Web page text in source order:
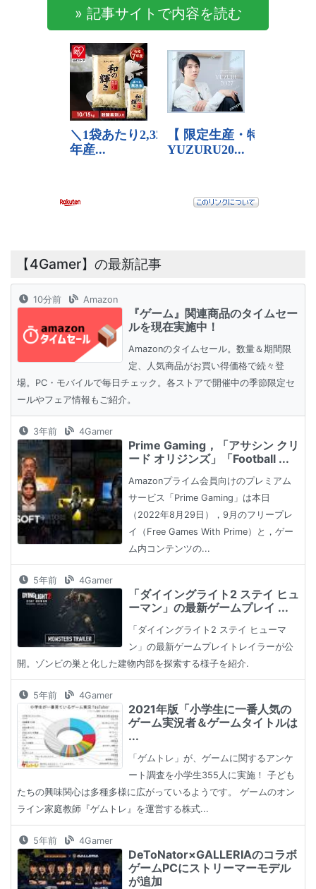
» 記事サイトで内容を読む
【4Gamer】の最新記事
10分前 Amazon
『ゲーム』関連商品のタイムセー
ルを現在実施中！
Amazonのタイムセール。数量＆期間限
定、人気商品がお買い得価格で続々登
場。PC・モバイルで毎日チェック。各ストアで開催中の季節限定セ
ールやフェア情報もご紹介。
3年前 4Gamer
Prime Gaming，「アサシン クリ
ード オリジンズ」「Football ...
Amazonプライム会員向けのプレミアム
サービス「Prime Gaming」は本日
（2022年8月29日），9月のフリープレ
イ（Free Games With Prime）と，ゲー
ム内コンテンツの...
5年前 4Gamer
「ダイイングライト2 ステイ ヒュ
ーマン」の最新ゲームプレイ ...
「ダイイングライト2 ステイ ヒューマ
ン」の最新ゲームプレイトレイラーが公
開。ゾンビの巣と化した建物内部を探索する様子を紹介.
5年前 4Gamer
2021年版「小学生に一番人気の
ゲーム実況者＆ゲームタイトルは
...
「ゲムトレ」が、ゲームに関するアンケ
ート調査を小学生355人に実施！ 子ども
たちの興味関心は多種多様に広がっているようです。 ゲームのオン
ライン家庭教師『ゲムトレ』を運営する株式...
5年前 4Gamer
DeToNator×GALLERIAのコラボ
ゲームPCにストリーマーモデル
が追加